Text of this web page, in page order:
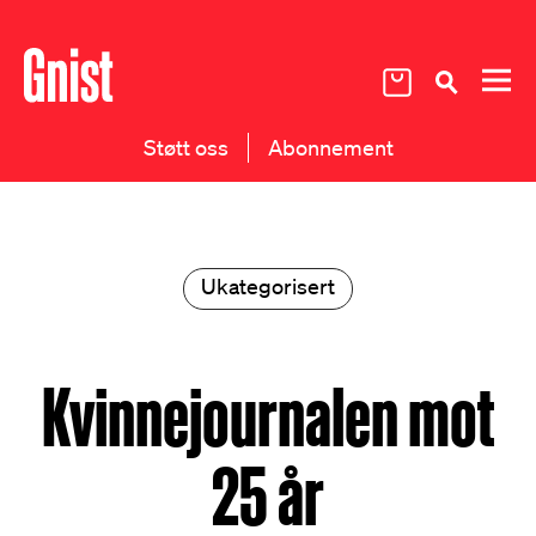
Støtt oss Abonnement
Ukategorisert
Kvinnejournalen mot
25 år